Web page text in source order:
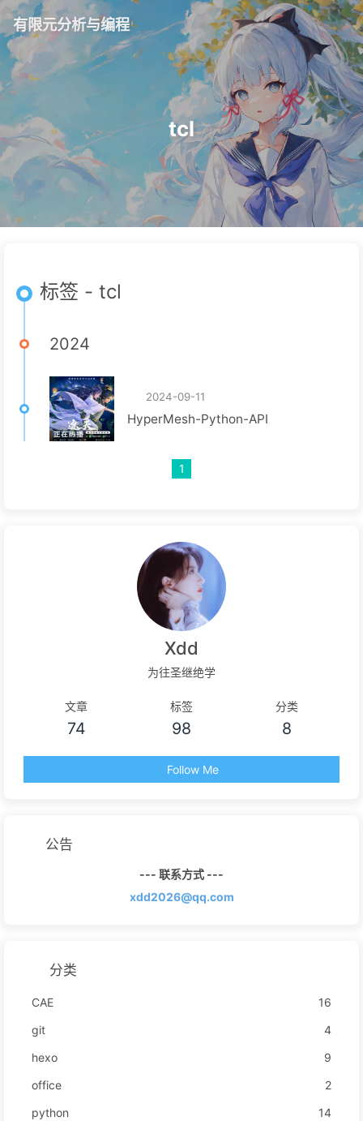
有限元分析与编程
tcl
标签 - tcl
2024
2024-09-11
HyperMesh-Python-API
1
Xdd
为往圣继绝学
文章
74
标签
98
分类
8
Follow Me
公告
--- 联系方式 ---
xdd2026@qq.com
分类
CAE
16
git
4
hexo
9
office
2
python
14